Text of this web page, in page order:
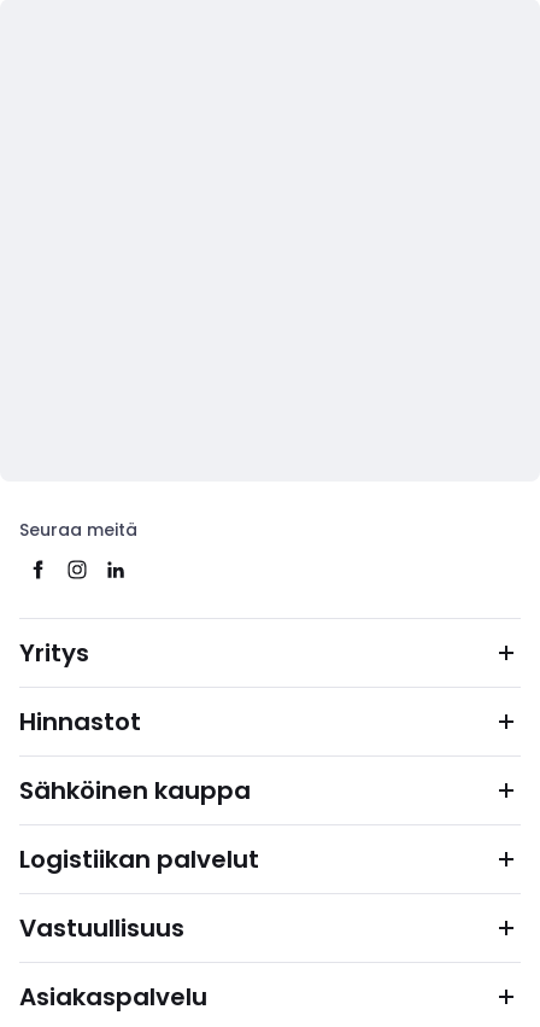
Seuraa meitä
Yritys
Hinnastot
Sähköinen kauppa
Logistiikan palvelut
Vastuullisuus
Asiakaspalvelu